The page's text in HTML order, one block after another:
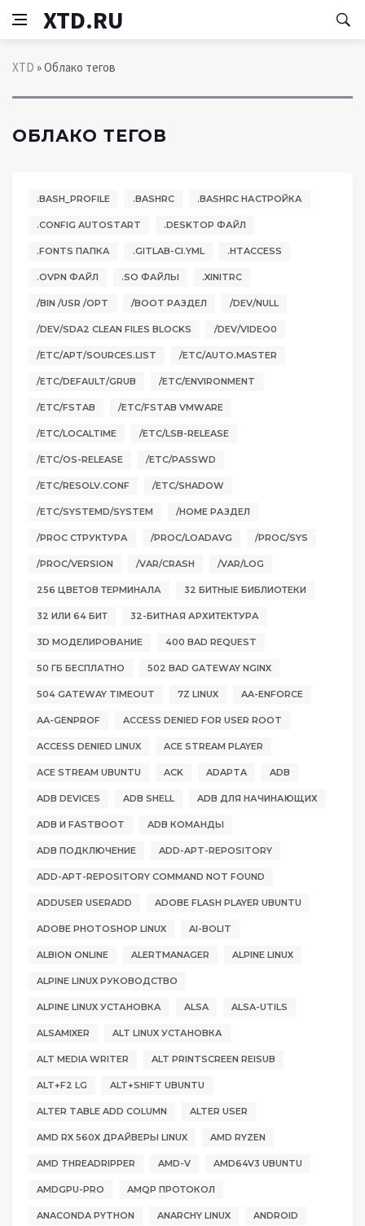
XTD.RU
XTD » Облако тегов
ОБЛАКО ТЕГОВ
.BASH_PROFILE .BASHRC .BASHRC НАСТРОЙКА
.CONFIG AUTOSTART .DESKTOP ФАЙЛ
.FONTS ПАПКА .GITLAB-CI.YML .HTACCESS
.OVPN ФАЙЛ .SO ФАЙЛЫ .XINITRC
/BIN /USR /OPT /BOOT РАЗДЕЛ /DEV/NULL
/DEV/SDA2 CLEAN FILES BLOCKS /DEV/VIDEO0
/ETC/APT/SOURCES.LIST /ETC/AUTO.MASTER
/ETC/DEFAULT/GRUB /ETC/ENVIRONMENT
/ETC/FSTAB /ETC/FSTAB VMWARE
/ETC/LOCALTIME /ETC/LSB-RELEASE
/ETC/OS-RELEASE /ETC/PASSWD
/ETC/RESOLV.CONF /ETC/SHADOW
/ETC/SYSTEMD/SYSTEM /HOME РАЗДЕЛ
/PROC СТРУКТУРА /PROC/LOADAVG /PROC/SYS
/PROC/VERSION /VAR/CRASH /VAR/LOG
256 ЦВЕТОВ ТЕРМИНАЛА 32 БИТНЫЕ БИБЛИОТЕКИ
32 ИЛИ 64 БИТ 32-БИТНАЯ АРХИТЕКТУРА
3D МОДЕЛИРОВАНИЕ 400 BAD REQUEST
50 ГБ БЕСПЛАТНО 502 BAD GATEWAY NGINX
504 GATEWAY TIMEOUT 7Z LINUX AA-ENFORCE
AA-GENPROF ACCESS DENIED FOR USER ROOT
ACCESS DENIED LINUX ACE STREAM PLAYER
ACE STREAM UBUNTU ACK ADAPTA ADB
ADB DEVICES ADB SHELL ADB ДЛЯ НАЧИНАЮЩИХ
ADB И FASTBOOT ADB КОМАНДЫ
ADB ПОДКЛЮЧЕНИЕ ADD-APT-REPOSITORY
ADD-APT-REPOSITORY COMMAND NOT FOUND
ADDUSER USERADD ADOBE FLASH PLAYER UBUNTU
ADOBE PHOTOSHOP LINUX AI-BOLIT
ALBION ONLINE ALERTMANAGER ALPINE LINUX
ALPINE LINUX РУКОВОДСТВО
ALPINE LINUX УСТАНОВКА ALSA ALSA-UTILS
ALSAMIXER ALT LINUX УСТАНОВКА
ALT MEDIA WRITER ALT PRINTSCREEN REISUB
ALT+F2 LG ALT+SHIFT UBUNTU
ALTER TABLE ADD COLUMN ALTER USER
AMD RX 560X ДРАЙВЕРЫ LINUX AMD RYZEN
AMD THREADRIPPER AMD-V AMD64V3 UBUNTU
AMDGPU-PRO AMQP ПРОТОКОЛ
ANACONDA PYTHON ANARCHY LINUX ANDROID